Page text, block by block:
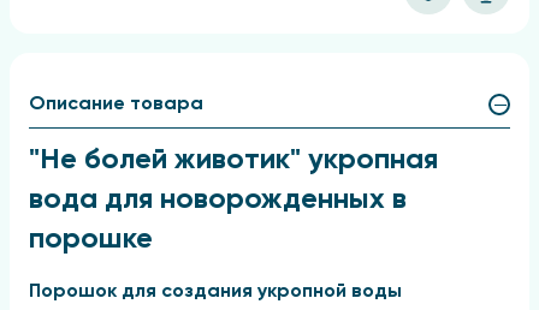
Описание товара
"Не болей животик" укропная
вода для новорожденных в
порошке
Порошок для создания укропной воды